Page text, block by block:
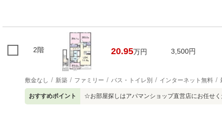
2階 20.95万円 3,500円
敷金なし 新築 ファミリー バス・トイレ別 インターネット無料
おすすめポイント ☆お部屋探しはアパマンショップ直営店にお任せ